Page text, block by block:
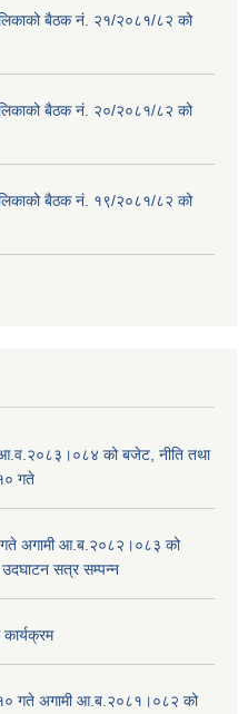
बैठक नं. २१/२०८१/८२ को
बैठक नं. २०/२०८१/८२ को
बैठक नं. १९/२०८१/८२ को
को बजेट, नीति तथा
गते
गते अगामी आ.ब.२०८२।०८३ को
सत्र सम्पन्न
गते अगामी आ.ब.२०८१।०८२ को